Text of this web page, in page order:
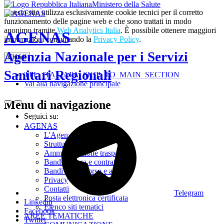
Questo sito utilizza esclusivamente cookie tecnici per il corretto
funzionamento delle pagine web e che sono trattati in modo
anonimo tramite Web Analytics Italia. È possibile ottenere maggiori
informazioni consultando la Privacy Policy.
Chiudi
TPL_ITALIAPA_SKIP_TO_MAIN_SECTION
Vai alla navigazione principale
Ministero della Salute
AGENAS
Agenzia Nazionale per i Servizi
Sanitari Regionali
Seguici su:
Telegram
Linkedin
Facebook
Twitter
Menu di navigazione
AGENAS
L'Agenzia
Struttura
Amministrazione trasparente
Bandi di gara e contratti
Bandi di concorso e avvisi
Privacy
Contatti
Posta elettronica certificata
Elenco siti tematici
AREE TEMATICHE